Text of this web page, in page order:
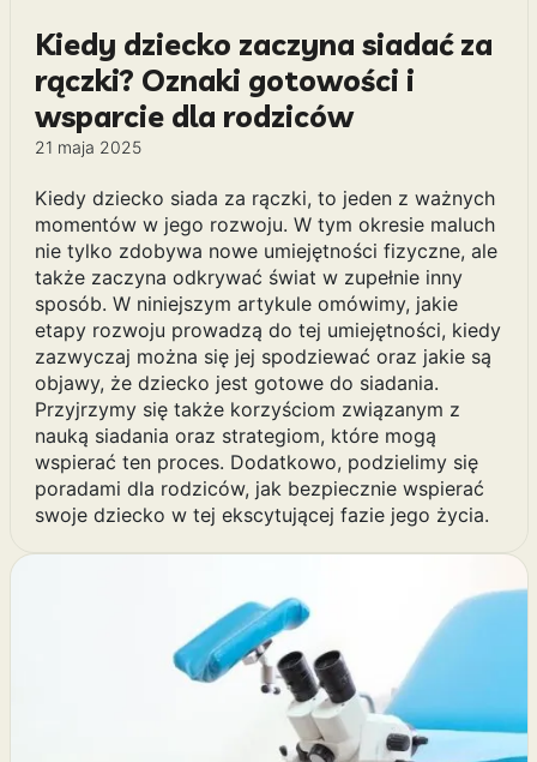
Kiedy dziecko zaczyna siadać za
rączki? Oznaki gotowości i
wsparcie dla rodziców
21 maja 2025
Kiedy dziecko siada za rączki, to jeden z ważnych
momentów w jego rozwoju. W tym okresie maluch
nie tylko zdobywa nowe umiejętności fizyczne, ale
także zaczyna odkrywać świat w zupełnie inny
sposób. W niniejszym artykule omówimy, jakie
etapy rozwoju prowadzą do tej umiejętności, kiedy
zazwyczaj można się jej spodziewać oraz jakie są
objawy, że dziecko jest gotowe do siadania.
Przyjrzymy się także korzyściom związanym z
nauką siadania oraz strategiom, które mogą
wspierać ten proces. Dodatkowo, podzielimy się
poradami dla rodziców, jak bezpiecznie wspierać
swoje dziecko w tej ekscytującej fazie jego życia.